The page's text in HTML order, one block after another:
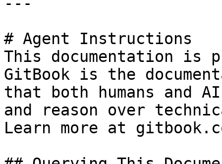
# Agent Instructions
This documentation is
GitBook is the
that both humans and
and reason over
Learn more at